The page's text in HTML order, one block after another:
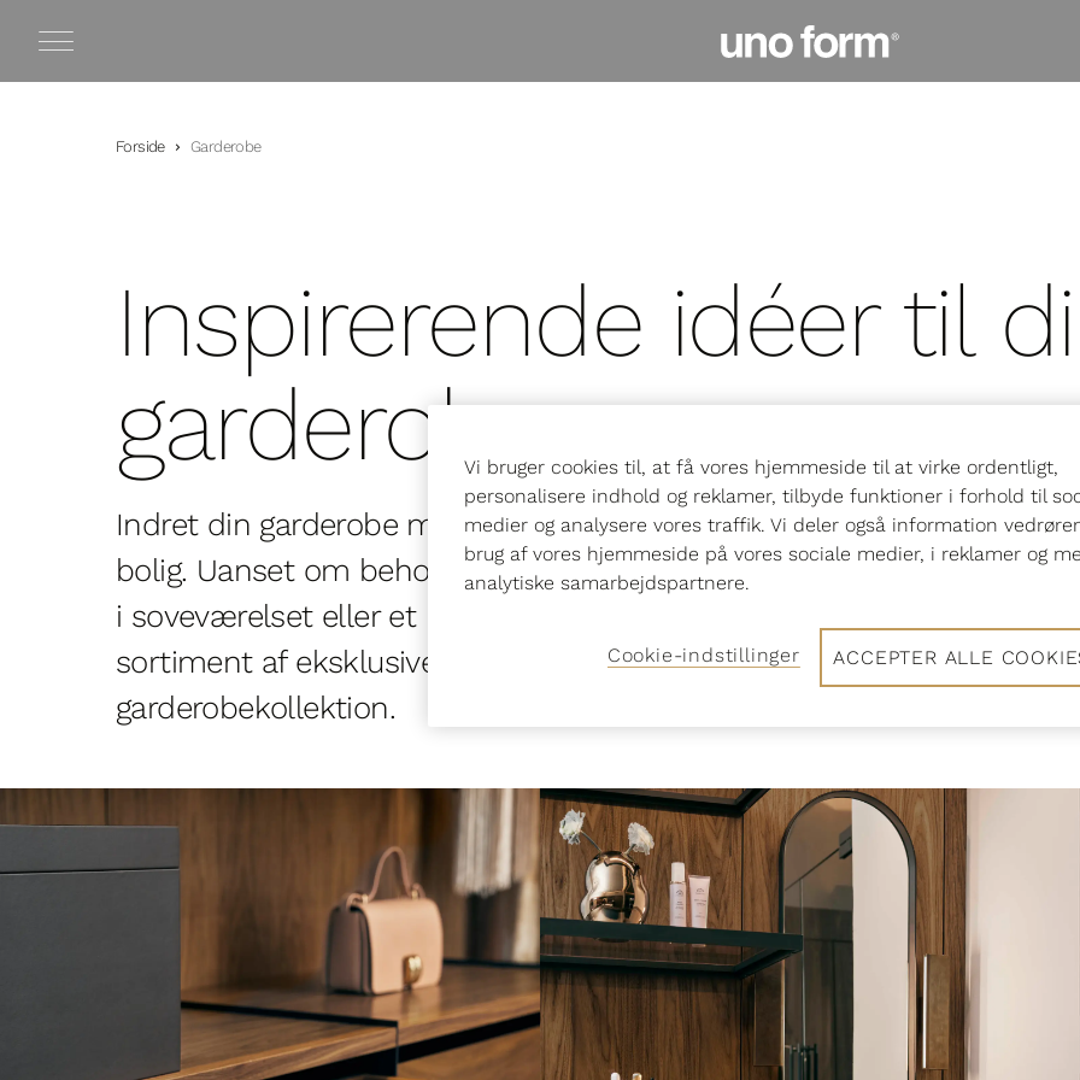
Gå
Forside Garderobe
Inspirerende idéer til
garderobe
Indret din garderobe med uno form og skab en gennemgående
bolig. Uanset om behovet er den lille garderobe i entreen, klassiske
i soveværelset eller et luksus walk in closet, kan du finde inspiration i
sortiment af eksklusive garderobeskabe og den nye luksuriøse walk-
garderobekollektion.
Vi bruger cookies til, at få vores hjemmeside til at virke ordentligt,
personalisere indhold og reklamer, tilbyde funktioner i forhold til
medier og analysere vores traffik. Vi deler også information
brug af vores hjemmeside på vores sociale medier, i reklamer og
analytiske samarbejdspartnere.
Cookie-indstillinger ACCEPTER ALLE